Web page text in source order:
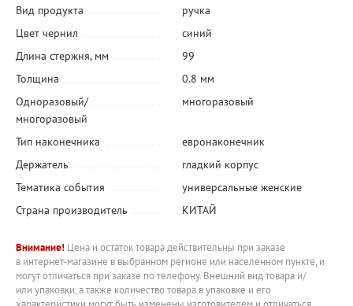
Вид продукта
ручка
Цвет чернил
синий
Длина стержня, мм
99
Толщина
0.8 мм
Одноразовый/
многоразовый
многоразовый
Тип наконечника
евронаконечник
Держатель
гладкий корпус
Тематика события
универсальные женские
Страна производитель
КИТАЙ
Внимание! Цена и остаток товара действительны при заказе
в интернет-магазине в выбранном регионе или населенном пункте, и
могут отличаться при заказе по телефону. Внешний вид товара и/
или упаковки, а также количество товара в упаковке и его